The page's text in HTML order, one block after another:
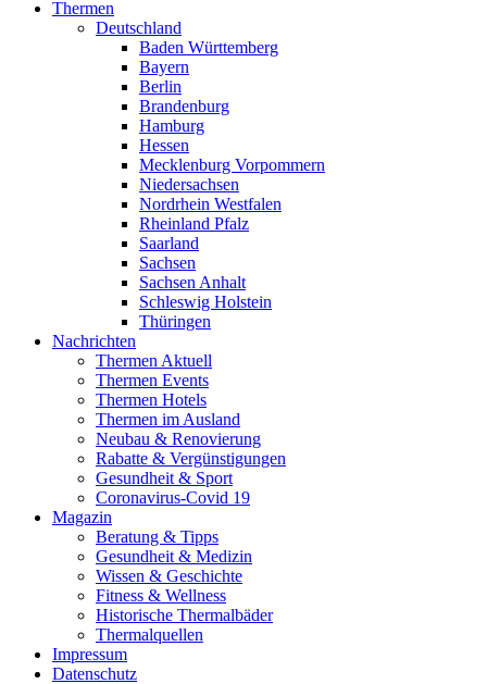
Thermen
Deutschland
Baden Württemberg
Bayern
Berlin
Brandenburg
Hamburg
Hessen
Mecklenburg Vorpommern
Niedersachsen
Nordrhein Westfalen
Rheinland Pfalz
Saarland
Sachsen
Sachsen Anhalt
Schleswig Holstein
Thüringen
Nachrichten
Thermen Aktuell
Thermen Events
Thermen Hotels
Thermen im Ausland
Neubau & Renovierung
Rabatte & Vergünstigungen
Gesundheit & Sport
Coronavirus-Covid 19
Magazin
Beratung & Tipps
Gesundheit & Medizin
Wissen & Geschichte
Fitness & Wellness
Historische Thermalbäder
Thermalquellen
Impressum
Datenschutz